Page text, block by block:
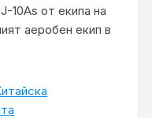
10As от екипа на
аеробен екип в